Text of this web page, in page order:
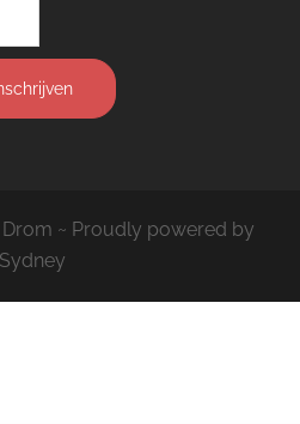
~ Proudly powered by
Sydney